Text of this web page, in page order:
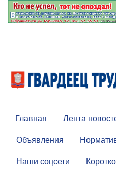
Главная Лента
Объявления
Наши соцсети